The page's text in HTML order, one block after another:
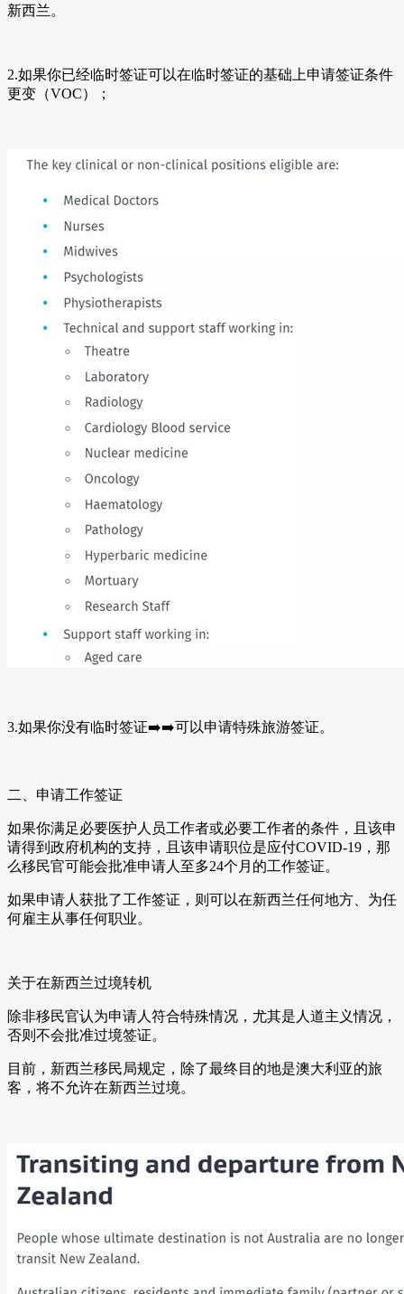
新西兰。
2.如果你已经临时签证可以在临时签证的基础上申请签证条件
更变（VOC）；
3.如果你没有临时签证➡➡️可以申请特殊旅游签证。
二、申请工作签证
如果你满足必要医护人员工作者或必要工作者的条件，且该申
请得到政府机构的支持，且该申请职位是应付COVID-19，那
么移民官可能会批准申请人至多24个月的工作签证。
如果申请人获批了工作签证，则可以在新西兰任何地方、为任
何雇主从事任何职业。
关于在新西兰过境转机
除非移民官认为申请人符合特殊情况，尤其是人道主义情况，
否则不会批准过境签证。
目前，新西兰移民局规定，除了最终目的地是澳大利亚的旅
客，将不允许在新西兰过境。